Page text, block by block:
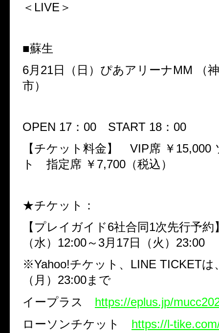
＜LIVE＞
■蘇生
6月 21日（日）ぴあアリーナMM
（
市）
OPEN 17 ： 00 START 18 ： 00
【チケット料金】 VIP席 ￥ 15,000
ト 指定席 ￥ 7,700 （税込）
★チケット：
【プレイガイド6社合同1次先行予
（水） 12:00～ 3月 17日（火） 23:00
※Yahoo!チケット、 LINE TICKETは
（月） 23:00まで
イープラス https://eplus.jp/
ローソンチケット https://l-